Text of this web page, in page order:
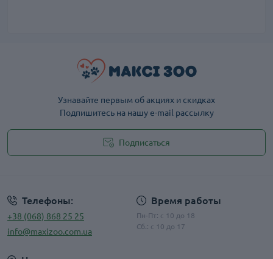
Узнавайте первым об акциях и скидках
Подпишитесь на нашу e-mail рассылку
Подписаться
Телефоны:
+38 (068) 868 25 25
info@maxizoo.com.ua
Время работы
Пн-Пт: с 10 до 18
Сб.: с 10 до 17